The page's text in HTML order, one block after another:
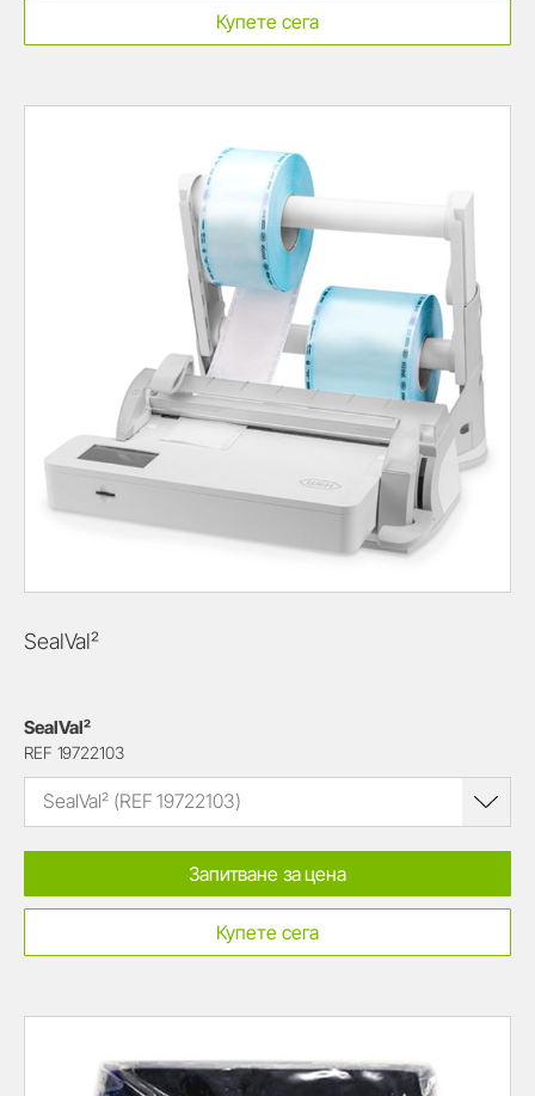
Купете сега
SealVal²
SealVal²
REF 19722103
SealVal² (REF 19722103)
Запитване за цена
Купете сега